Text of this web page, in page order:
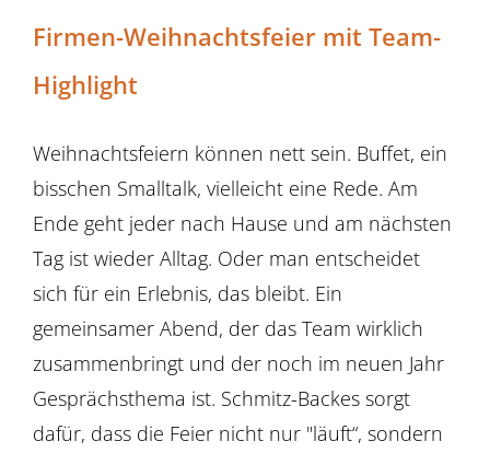
Firmen-Weihnachtsfeier mit Team-
Highlight
Weihnachtsfeiern können nett sein. Buffet, ein
bisschen Smalltalk, vielleicht eine Rede. Am
Ende geht jeder nach Hause und am nächsten
Tag ist wieder Alltag. Oder man entscheidet
sich für ein Erlebnis, das bleibt. Ein
gemeinsamer Abend, der das Team wirklich
zusammenbringt und der noch im neuen Jahr
Gesprächsthema ist. Schmitz-Backes sorgt
dafür, dass die Feier nicht nur "läuft“, sondern